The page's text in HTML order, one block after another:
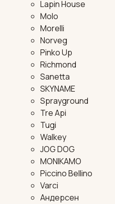
Lapin House
Molo
Morelli
Norveg
Pinko Up
Richmond
Sanetta
SKYNAME
Sprayground
Tre Api
Tugi
Walkey
JOG DOG
MONIKAMO
Piccino Bellino
Varci
Андерсен